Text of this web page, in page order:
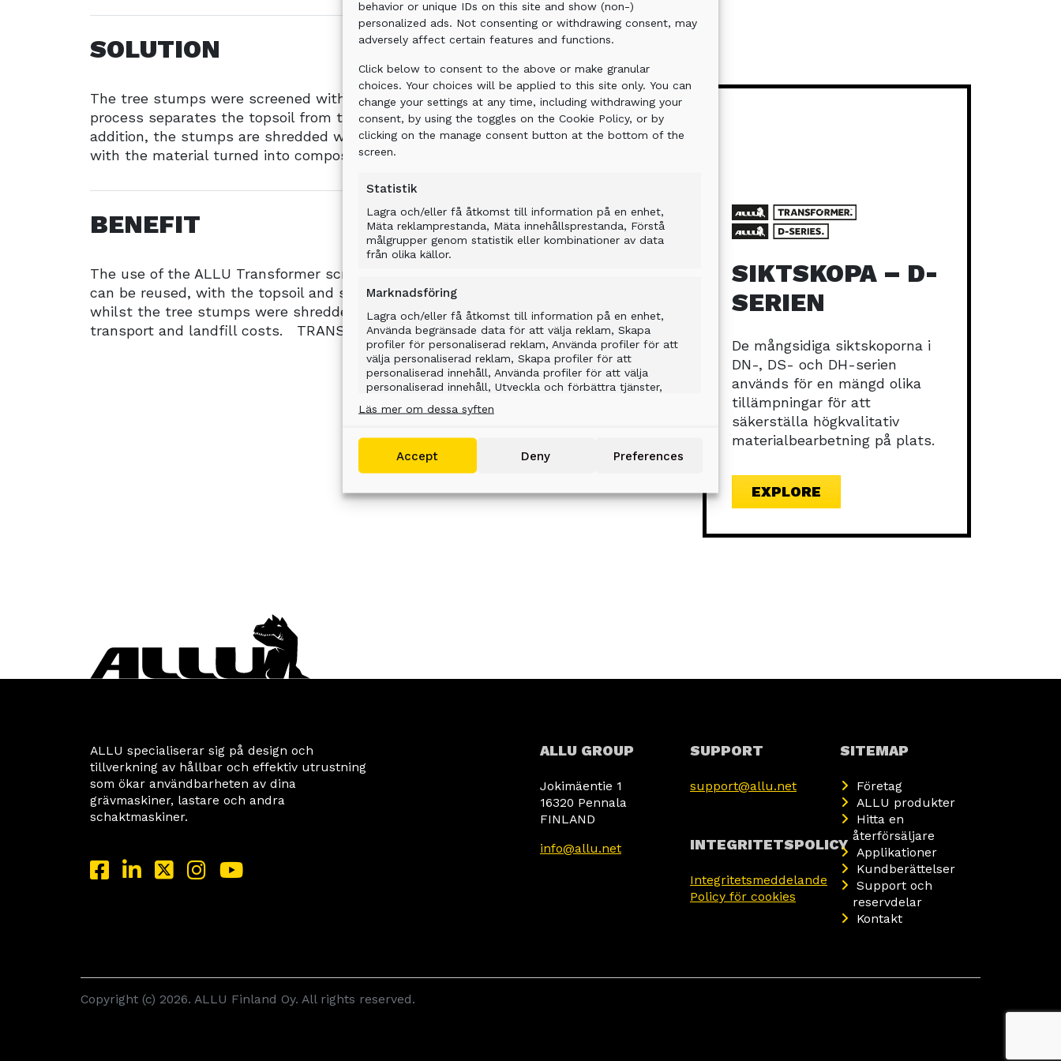
behavior or unique IDs on this site and show (non-)
personalized ads. Not consenting or withdrawing consent, may
adversely affect certain features and functions.
Click below to consent to the above or make granular
choices. Your choices will be applied to this site only. You can
change your settings at any time, including withdrawing your
consent, by using the toggles on the Cookie Policy, or by
clicking on the manage consent button at the bottom of the
screen.
Statistik
Lagra och/eller få åtkomst till information på en enhet,
Mäta reklamprestanda, Mäta innehållsprestanda, Förstå
målgrupper genom statistik eller kombinationer av data
från olika källor.
Marknadsföring
Lagra och/eller få åtkomst till information på en enhet,
Använda begränsade data för att välja reklam, Skapa
profiler för personaliserad reklam, Använda profiler för att
välja personaliserad reklam, Skapa profiler för att
personaliserad innehåll, Använda profiler för att välja
personaliserad innehåll, Utveckla och förbättra tjänster,
Features
Matchar och kombinerar data från andra
datakällor, Länka olika enheter, Identifierar
enheter baserat på information som överförs
automatiskt.
Läs mer om dessa syften
Accept Deny Preferences
SOLUTION
The tree stumps were screened with an ALLU Transformer screening bucket. This
process separates the topsoil from the stumps making both materials reusable. In
addition, the stumps are shredded with an ALLU Transformer screener crusher
with the material turned into compost.
BENEFIT
The use of the ALLU Transformer screener crusher meant that all the materials
can be reused, with the topsoil and saw dust being sold as valuable products,
whilst the tree stumps were shredded for use as compost, thereby reducing both
transport and landfill costs. TRANSFORMING YOUR GREEN CREDENTIALS.
SIKTSKOPA – D-
SERIEN
De mångsidiga siktskoporna i
DN-, DS- och DH-serien
används för en mängd olika
tillämpningar för att
säkerställa högkvalitativ
materialbearbetning på plats.
EXPLORE
ALLU specialiserar sig på design och
tillverkning av hållbar och effektiv utrustning
som ökar användbarheten av dina
grävmaskiner, lastare och andra
schaktmaskiner.
ALLU GROUP
Jokimäentie 1
16320 Pennala
FINLAND
info@allu.net
SUPPORT
support@allu.net
INTEGRITETSPOLICY
Integritetsmeddelande
Policy för cookies
SITEMAP
Företag
ALLU produkter
Hitta en
återförsäljare
Applikationer
Kundberättelser
Support och
reservdelar
Kontakt
Copyright (c) 2026. ALLU Finland Oy. All rights reserved.